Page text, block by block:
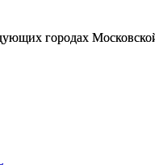
городах